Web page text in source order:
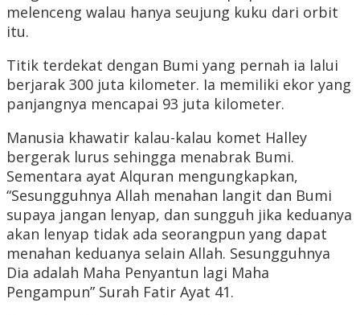
melenceng walau hanya seujung kuku dari orbit
itu.
Titik terdekat dengan Bumi yang pernah ia lalui
berjarak 300 juta kilometer. Ia memiliki ekor yang
panjangnya mencapai 93 juta kilometer.
Manusia khawatir kalau-kalau komet Halley
bergerak lurus sehingga menabrak Bumi.
Sementara ayat Alquran mengungkapkan,
“Sesungguhnya Allah menahan langit dan Bumi
supaya jangan lenyap, dan sungguh jika keduanya
akan lenyap tidak ada seorangpun yang dapat
menahan keduanya selain Allah. Sesungguhnya
Dia adalah Maha Penyantun lagi Maha
Pengampun” Surah Fatir Ayat 41.